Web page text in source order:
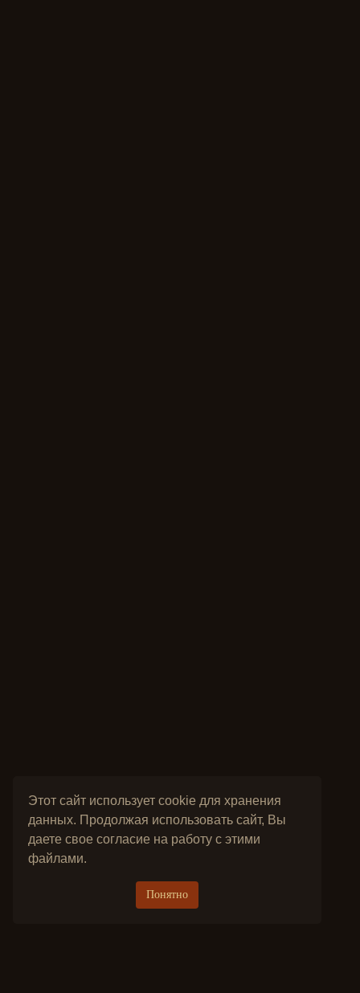
Этот сайт использует cookie для хранения
данных. Продолжая использовать сайт, Вы
даете свое согласие на работу с этими
файлами.
Понятно